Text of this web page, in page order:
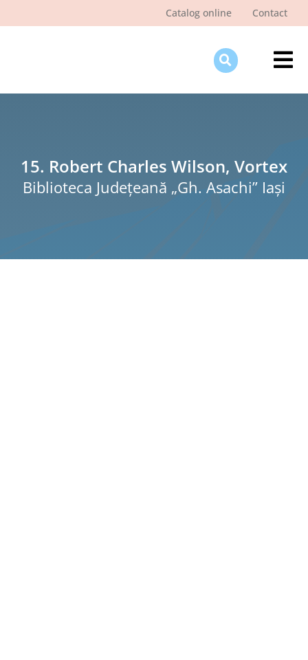
Catalog online Contact
15. Robert Charles Wilson, Vortex
Biblioteca Judeţeană „Gh. Asachi” Iaşi